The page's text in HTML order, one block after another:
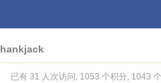
hankjack
已有 31 人次访问, 1053 个积分, 1043